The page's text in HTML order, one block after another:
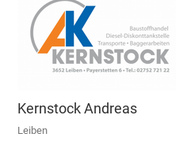
Kernstock Andreas
Leiben